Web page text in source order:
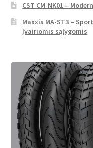
CST CM-NK01 –
Maxxis MA-ST3 –
įvairiomis sąlygomis